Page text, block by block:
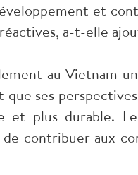
et
a-t-elle
au Vietnam
que ses
et plus durable.
contribuer aux